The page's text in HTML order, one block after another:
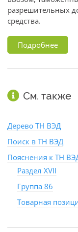
разрешительных
средства.
Подробнее
См. также
Дерево ТН ВЭД
Поиск в ТН ВЭД
Пояснения к ТН
Раздел XVII
Группа 86
Товарная